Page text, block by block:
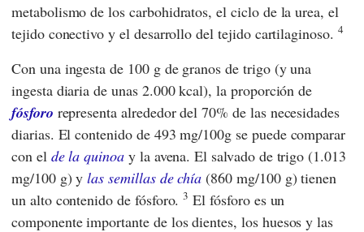
metabolismo de los carbohidratos, el ciclo de la urea, el
tejido conectivo y el desarrollo del tejido cartilaginoso. 4
Con una ingesta de 100 g de granos de trigo (y una
ingesta diaria de unas 2.000 kcal), la proporción de
fósforo representa alrededor del 70% de las necesidades
diarias. El contenido de 493 mg/100g se puede comparar
con el de la quinoay la avena. El salvado de trigo (1.013
mg/100 g) ylas semillas de chía (860 mg/100 g) tienen
un alto contenido de fósforo.3 El fósforo es un
componente importante de los dientes, los huesos y las